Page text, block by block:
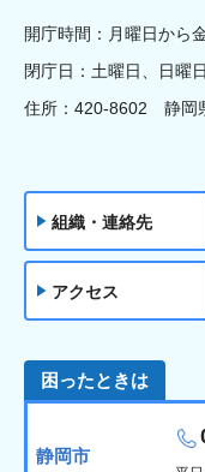
開庁時間：月曜日から
閉庁日：土曜日、日曜
住所：420-8602 静岡
組織・連絡先
アクセス
困ったときは
静岡市